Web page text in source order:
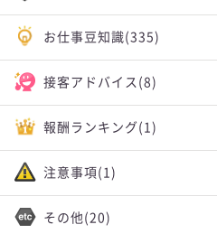
お仕事豆知識(335)
接客アドバイス (8)
報酬ランキング (1)
注意事項 (1)
その他 (20)